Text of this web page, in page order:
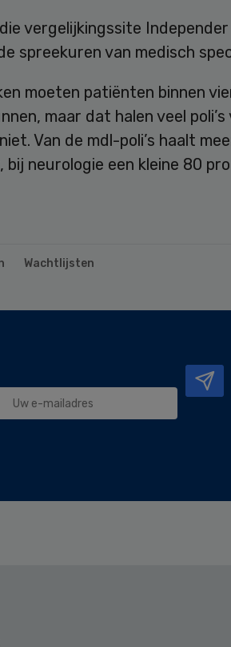
vergelijkingssite
spreekuren van medisch
moeten patiënten binnen
maar dat halen veel poli’s
Van de mdl-poli’s haalt
neurologie een kleine 80
Wachtlijsten